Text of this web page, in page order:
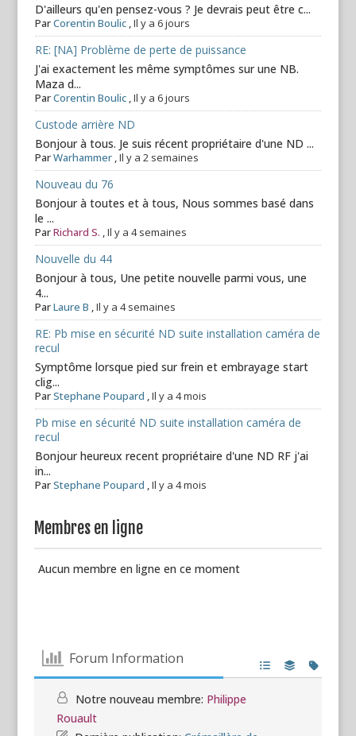
D'ailleurs qu'en pensez-vous ? Je devrais peut être c...
ParCorentin Boulic, Il y a 6 jours
RE: [NA] Problème de perte de puissance
J'ai exactement les même symptômes sur une NB.
Maza d...
ParCorentin Boulic, Il y a 6 jours
Custode arrière ND
Bonjour à tous. Je suis récent propriétaire d'une ND ...
ParWarhammer, Il y a 2 semaines
Nouveau du 76
Bonjour à toutes et à tous, Nous sommes basé dans
le ...
ParRichard S. Il y a 4 semaines
Nouvelle du 44
Bonjour à tous, Une petite nouvelle parmi vous, une
4...
ParLaure B Il y a 4 semaines
RE: Pb mise en sécurité ND suite installation caméra de
recul
Symptôme lorsque pied sur frein et embrayage start
clig...
ParStephane Poupard Il y a 4 mois
Pb mise en sécurité ND suite installation caméra de
recul
Bonjour heureux recent propriétaire d'une ND RF j'ai
in...
ParStephane Poupard Il y a 4 mois
Membres en ligne
Aucun membre en ligne en ce moment
Forum Information
Notre nouveau membre: Philippe
Rouault